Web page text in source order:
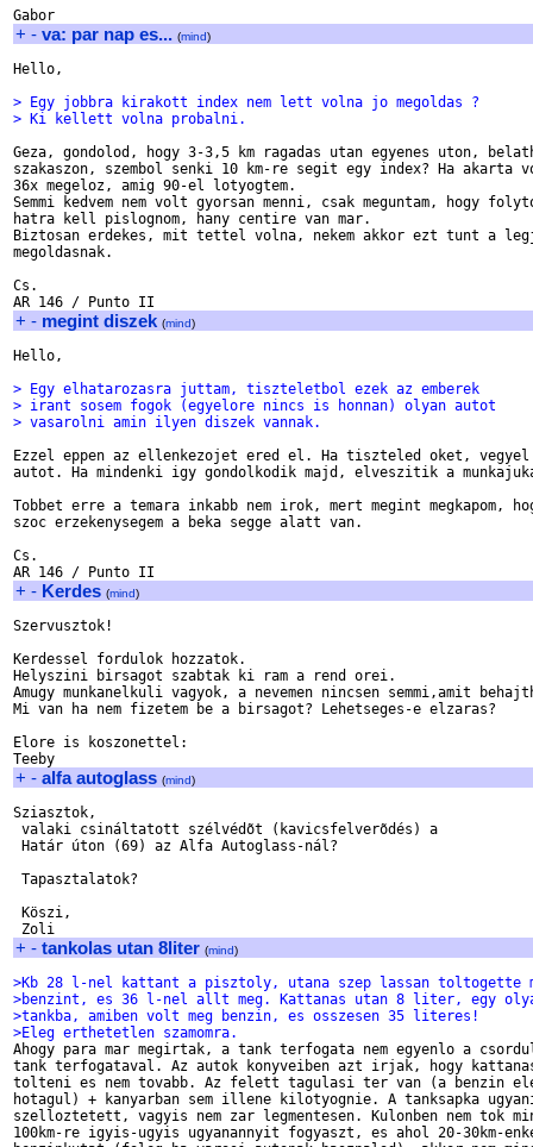
+ - va: par nap es... (mind)
Hello,
> Egy jobbra kirakott index nem lett volna jo megoldas ?
> Ki kellett volna probalni.
Geza, gondolod, hogy 3-3,5 km ragadas utan egyenes uton,
szakaszon, szembol senki 10 km-re segit egy index? Ha akarta
36x megeloz, amig 90-el lotyogtem.
Semmi kedvem nem volt gyorsan menni, csak meguntam, hogy
hatra kell pislognom, hany centire van mar.
Biztosan erdekes, mit tettel volna, nekem akkor ezt tunt a
megoldasnak.
Cs.
+ - megint diszek (mind)
Hello,
> Egy elhatarozasra juttam, tiszteletbol ezek az emberek
> irant sosem fogok (egyelore nincs is honnan) olyan autot
> vasarolni amin ilyen diszek vannak.
Ezzel eppen az ellenkezojet ered el. Ha tiszteled oket,
autot. Ha mindenki igy gondolkodik majd, elveszitik a
Tobbet erre a temara inkabb nem irok, mert megint megkapom,
szoc erzekenysegem a beka segge alatt van.
Cs.
+ - Kerdes (mind)
Szervusztok!
Kerdessel fordulok hozzatok.
Helyszini birsagot szabtak ki ram a rend orei.
Amugy munkanelkuli vagyok, a nevemen nincsen semmi,amit
Mi van ha nem fizetem be a birsagot? Lehetseges-e elzaras?
Elore is koszonettel:
+ - alfa autoglass (mind)
Sziasztok,
valaki csináltatott szélvédõt (kavicsfelverõdés) a
Határ úton (69) az Alfa Autoglass-nál?
Tapasztalatok?
Köszi,
+ - tankolas utan 8liter (mind)
>Kb 28 l-nel kattant a pisztoly, utana szep lassan toltogette
>benzint, es 36 l-nel allt meg. Kattanas utan 8 liter, egy
>tankba, amiben volt meg benzin, es osszesen 35 literes!
>Eleg erthetetlen szamomra.
Ahogy para mar megirtak, a tank terfogata nem egyenlo a
tank terfogataval. Az autok konyveiben azt irjak, hogy
tolteni es nem tovabb. Az felett tagulasi ter van (a benzin
hotagul) + kanyarban sem illene kilotyognie. A tanksapka
szelloztetett, vagyis nem zar legmentesen. Kulonben nem tok
100km-re igyis-ugyis ugyanannyit fogyaszt, es ahol 20-30km-